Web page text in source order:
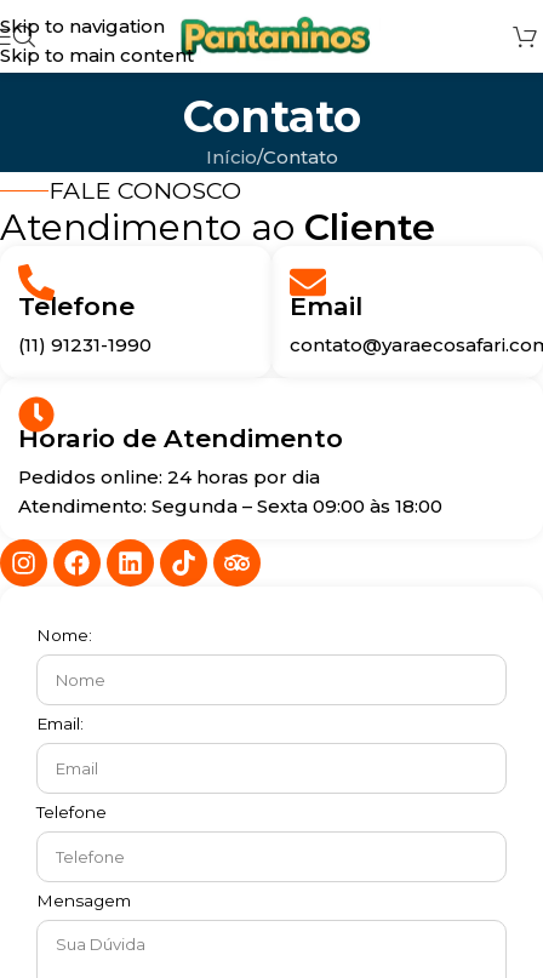
Skip to navigation
Skip to main content
Contato
Início Contato
FALE CONOSCO
Atendimento ao Cliente
Telefone
(11) 91231-1990
Email
Horario de Atendimento
Pedidos online: 24 horas por dia
Atendimento: Segunda – Sexta 09:00 às 18:00
Nome:
Email:
Telefone
Mensagem